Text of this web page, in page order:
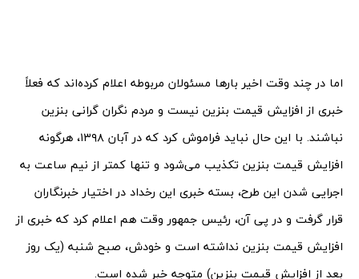
اما در چند وقت اخیر بارها مسئولان مربوطه اعلام کرده‌اند که فعلاً
خبری از افزایش قیمت بنزین نیست و مردم نگران گرانی بنزین
نباشند. با این حال نباید فراموش کرد که در آبان ۱۳۹۸، هرگونه
افزایش قیمت بنزین تکذیب می‌شود و تنها کمتر از نیم ساعت به
اجرایی شدن این طرح، بسته خبری این رخداد در اختیار خبرنگاران
قرار گرفت و در پی آن، رئیس جمهور وقت هم اعلام کرد که خبری از
افزایش قیمت بنزین نداشته است و خودش، صبح شنبه (یک روز
بعد از افزایش قیمت بنزین) متوجه خبر شده است.